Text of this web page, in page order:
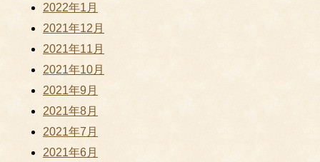
2022年1月
2021年12月
2021年11月
2021年10月
2021年9月
2021年8月
2021年7月
2021年6月